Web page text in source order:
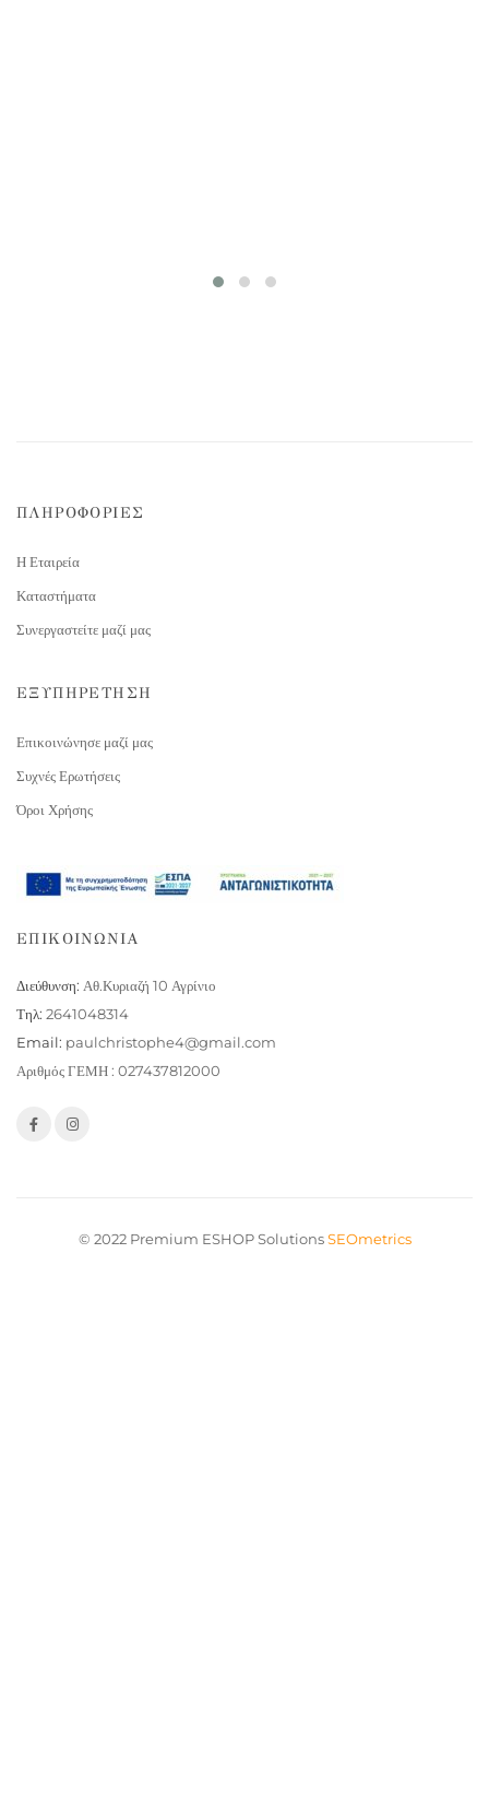
ΠΛΗΡΟΦΟΡΙΕΣ
Η Εταιρεία
Καταστήματα
Συνεργαστείτε μαζί μας
ΕΞΥΠΗΡΕΤΗΣΗ
Επικοινώνησε μαζί μας
Συχνές Ερωτήσεις
Όροι Χρήσης
ΕΠΙΚΟΙΝΩΝΙΑ
Διεύθυνση: Αθ.Κυριαζή 10 Αγρίνιο
Τηλ: 2641048314
Email: paulchristophe4@gmail.com
Αριθμός ΓΕΜΗ : 027437812000
© 2022 Premium ESHOP SolutionsSEOmetrics